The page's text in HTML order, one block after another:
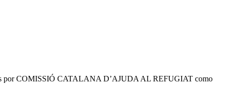
por COMISSIÓ CATALANA D’AJUDA AL REFUGIAT como